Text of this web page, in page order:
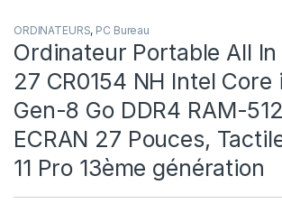
ORDINATEURS, PC Bureau
Ordinateur Portable All In
27 CR0154 NH Intel Core
Gen-8 Go DDR4 RAM-
ECRAN 27 Pouces,
11 Pro 13ème génération